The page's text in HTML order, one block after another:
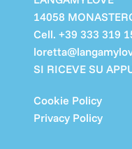
14058
Cell. +39 333 319
SI RICEVE SU
Cookie Policy
Privacy Policy